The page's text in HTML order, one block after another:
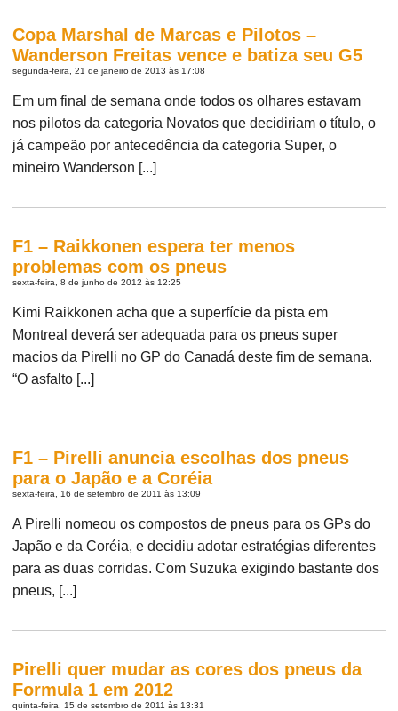
Copa Marshal de Marcas e Pilotos –
Wanderson Freitas vence e batiza seu G5
segunda-feira, 21 de janeiro de 2013 às 17:08
Em um final de semana onde todos os olhares estavam
nos pilotos da categoria Novatos que decidiriam o título, o
já campeão por antecedência da categoria Super, o
mineiro Wanderson [...]
F1 – Raikkonen espera ter menos
problemas com os pneus
sexta-feira, 8 de junho de 2012 às 12:25
Kimi Raikkonen acha que a superfície da pista em
Montreal deverá ser adequada para os pneus super
macios da Pirelli no GP do Canadá deste fim de semana.
“O asfalto [...]
F1 – Pirelli anuncia escolhas dos pneus
para o Japão e a Coréia
sexta-feira, 16 de setembro de 2011 às 13:09
A Pirelli nomeou os compostos de pneus para os GPs do
Japão e da Coréia, e decidiu adotar estratégias diferentes
para as duas corridas. Com Suzuka exigindo bastante dos
pneus, [...]
Pirelli quer mudar as cores dos pneus da
Formula 1 em 2012
quinta-feira, 15 de setembro de 2011 às 13:31